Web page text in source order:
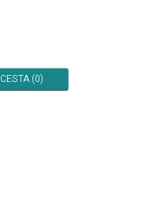
CESTA (0)